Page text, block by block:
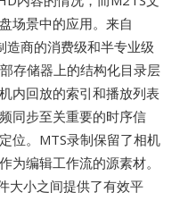
场景中的应用。来自
造商的消费级和半专业级
存储器上的结构化目录层
内回放的索引和播放列表
同步至关重要的时序信
位。MTS录制保留了相机
为编辑工作流的源素材。
大小之间提供了有效平